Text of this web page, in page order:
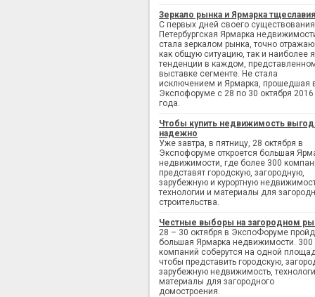
Зеркало рынка и Ярмарка тщеславия
С первых дней своего существования
Петербургская Ярмарка
стала зеркалом рынка, точно
как общую ситуацию, так и наиболее
тенденции в каждом,
выставке сегменте. Не стала
исключением и Ярмарка, прошедшая
Экспофоруме с 28 по 30 октября 2016
года.
Чтобы купить недвижимость
надежно
Уже завтра, в пятницу, 28 октября в
Экспофоруме откроется большая
недвижимости, где более 300
представят городскую, загородную,
зарубежную и курортную
технологии и материалы для
строительства.
Честные выборы на загородном
28 – 30 октября в ЭкспоФоруме
большая Ярмарка недвижимости. 300
компаний соберутся на одной
чтобы представить городскую,
зарубежную недвижимость,
материалы для загородного
домостроения.